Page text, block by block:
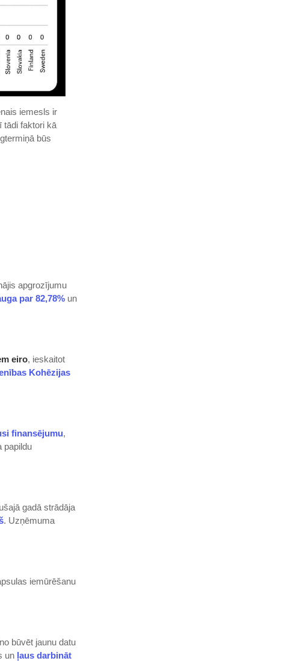
iemesls ir
tādi faktori kā
būs
apgrozījumu
par 82,78% un
eiro, ieskaitot
Kohēzijas
finansējumu,
papildu
gadā strādāja
. Uzņēmuma
iemūrēšanu
būvēt jaunu datu
un ļaus darbināt